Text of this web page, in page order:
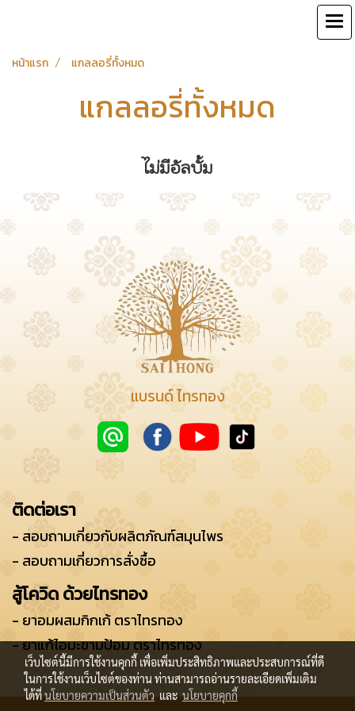
หน้าแรก แกลลอรี่ทั้งหมด
แกลลอรี่ทั้งหมด
ไม่มีอัลบั้ม
แบรนด์ ไทรทอง
ติดต่อเรา
- สอบถามเกี่ยวกับผลิตภัณฑ์สมุนไพร
- สอบถามเกี่ยวการสั่งซื้อ
สู้โควิด ด้วยไทรทอง
- ยาอมผสมกิกเก้ ตราไทรทอง
- ยาแก้ไอมะขามป้อม ตราไทรทอง
เว็บไซต์นี้มีการใช้งานคุกกี้ เพื่อเพิ่มประสิทธิภาพและประสบการณ์ที่ดี
ในการใช้งานเว็บไซต์ของท่าน ท่านสามารถอ่านรายละเอียดเพิ่มเติม
ได้ที่นโยบายความเป็นส่วนตัว และ นโยบายคุกกี้